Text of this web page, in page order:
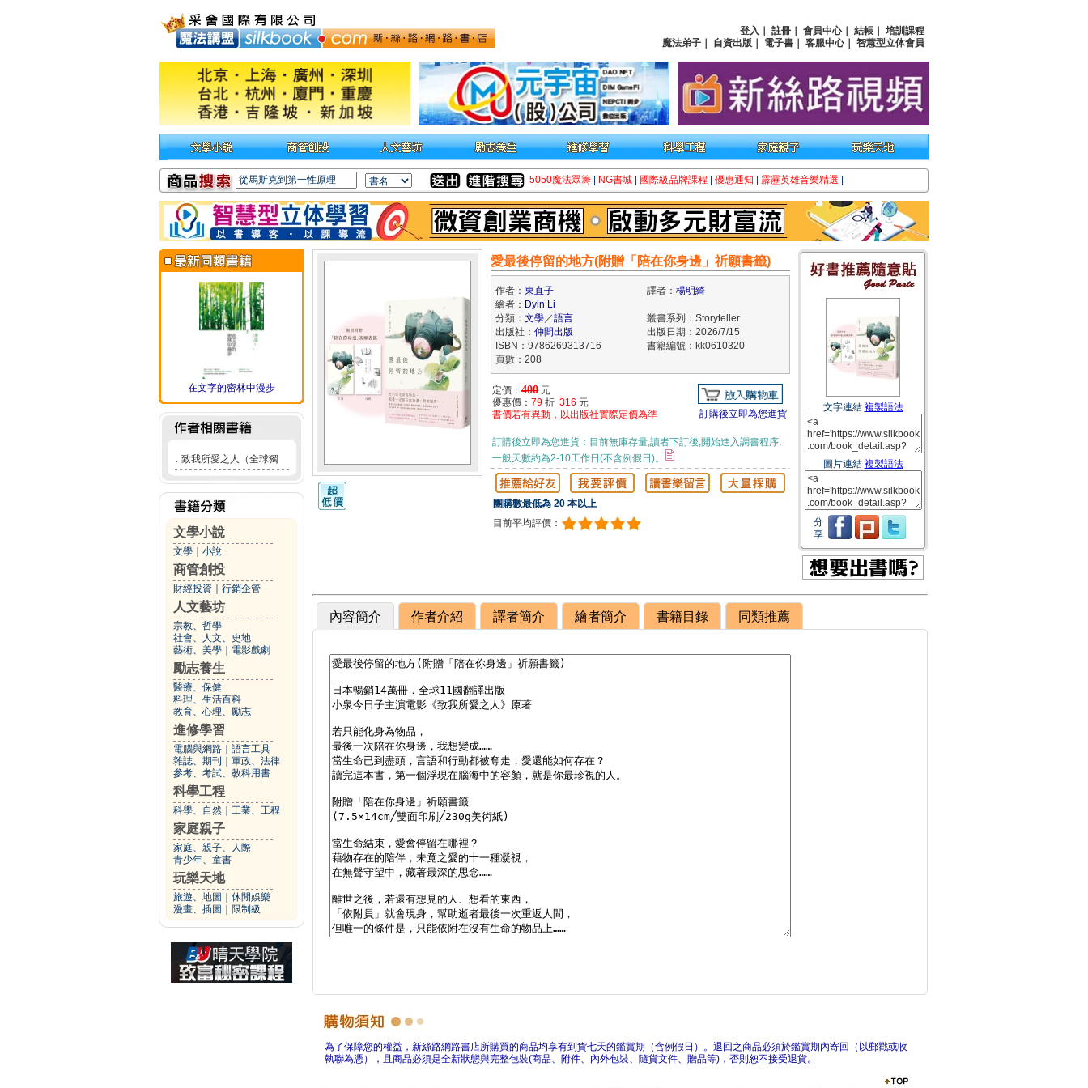
登入 註冊 會員中心｜ 結帳
培訓課程
魔法弟子
自資出版 電子書 客服中心｜ 智慧型立体會員
5050魔法眾籌 NG書城 國際級品牌課程 優惠通知 霹靂英雄音樂精選
在文字的密林中漫步
． 致我所愛之人（全球獨
文學小說
文學 小說
商管創投
財經投資 行銷企管
人文藝坊
宗教、哲學
社會、人文、史地
藝術、美學
電影戲劇
勵志養生
醫療、保健
料理、生活百科
教育、心理、勵志
進修學習
電腦與網路
語言工具
雜誌、期刊
軍政、法律
參考、考試、教科用書
科學工程
科學、自然 工業、工程
家庭親子
家庭、親子、人際
青少年、童書
玩樂天地
旅遊、地圖
休閒娛樂
漫畫、插圖
限制級
愛最後停留的地方(附贈「陪在你身邊」祈願書籤)
作者： 東直子 譯者： 楊明綺
繪者： Dyin Li
分類： 文學／語言
叢書系列：Storyteller
出版社： 仲間出版
出版日期：2026/7/15
ISBN：9786269313716
書籍編號：kk0610320
頁數：208
定價： 400 元
優惠價： 79 折 316 元
書價若有異動，以出版社實際定價為準
訂購後立即為您進貨
訂購後立即為您進貨：目前無庫存量,讀者下訂後,開始進入調書程序,
一般天數約為2-10工作日(不含例假日)。
團購數最低為 20 本以上
目前平均評價：
文字連結 複製語法
圖片連結 複製語法
分
享
內容簡介 作者介紹 譯者簡介 繪者簡介 書籍目錄 同類推薦
為了保障您的權益，新絲路網路書店所購買的商品均享有到貨七天的鑑賞期（含例假日）。退回之商品必須於鑑賞期內寄回（以郵戳或收
執聯為憑），且商品必須是全新狀態與完整包裝(商品、附件、內外包裝、隨貨文件、贈品等)，否則恕不接受退貨。